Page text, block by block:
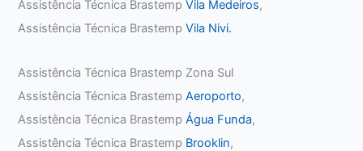
Assistência Técnica BrastempVila Medeiros,
Assistência Técnica BrastempVila Nivi.
Assistência Técnica Brastemp Zona Sul
Assistência Técnica BrastempAeroporto,
Assistência Técnica BrastempÁgua Funda,
Assistência Técnica Brastemp Brooklin,